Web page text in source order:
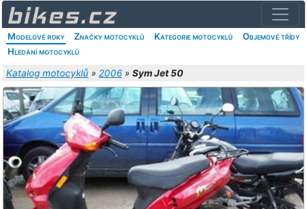
Modelové roky Značky motocyklů Kategorie motocyklů
Objemové třídy
Hledání motocyklů
Katalog motocyklů » 2006 » Sym Jet 50